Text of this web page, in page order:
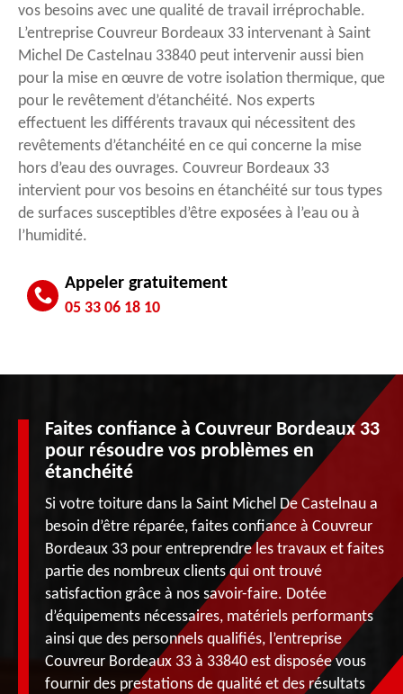
vos besoins avec une qualité de travail irréprochable.
L’entreprise Couvreur Bordeaux 33 intervenant à Saint
Michel De Castelnau 33840 peut intervenir aussi bien
pour la mise en œuvre de votre isolation thermique, que
pour le revêtement d’étanchéité. Nos experts
effectuent les différents travaux qui nécessitent des
revêtements d’étanchéité en ce qui concerne la mise
hors d’eau des ouvrages. Couvreur Bordeaux 33
intervient pour vos besoins en étanchéité sur tous types
de surfaces susceptibles d’être exposées à l’eau ou à
l’humidité.
Appeler gratuitement
05 33 06 18 10
Faites confiance à Couvreur Bordeaux 33
pour résoudre vos problèmes en
étanchéité
Si votre toiture dans la Saint Michel De Castelnau a
besoin d’être réparée, faites confiance à Couvreur
Bordeaux 33 pour entreprendre les travaux et faites
partie des nombreux clients qui ont trouvé
satisfaction grâce à nos savoir-faire. Dotée
d’équipements nécessaires, matériels performants
ainsi que des personnels qualifiés, l’entreprise
Couvreur Bordeaux 33 à 33840 est disposée vous
fournir des prestations de qualité et des résultats